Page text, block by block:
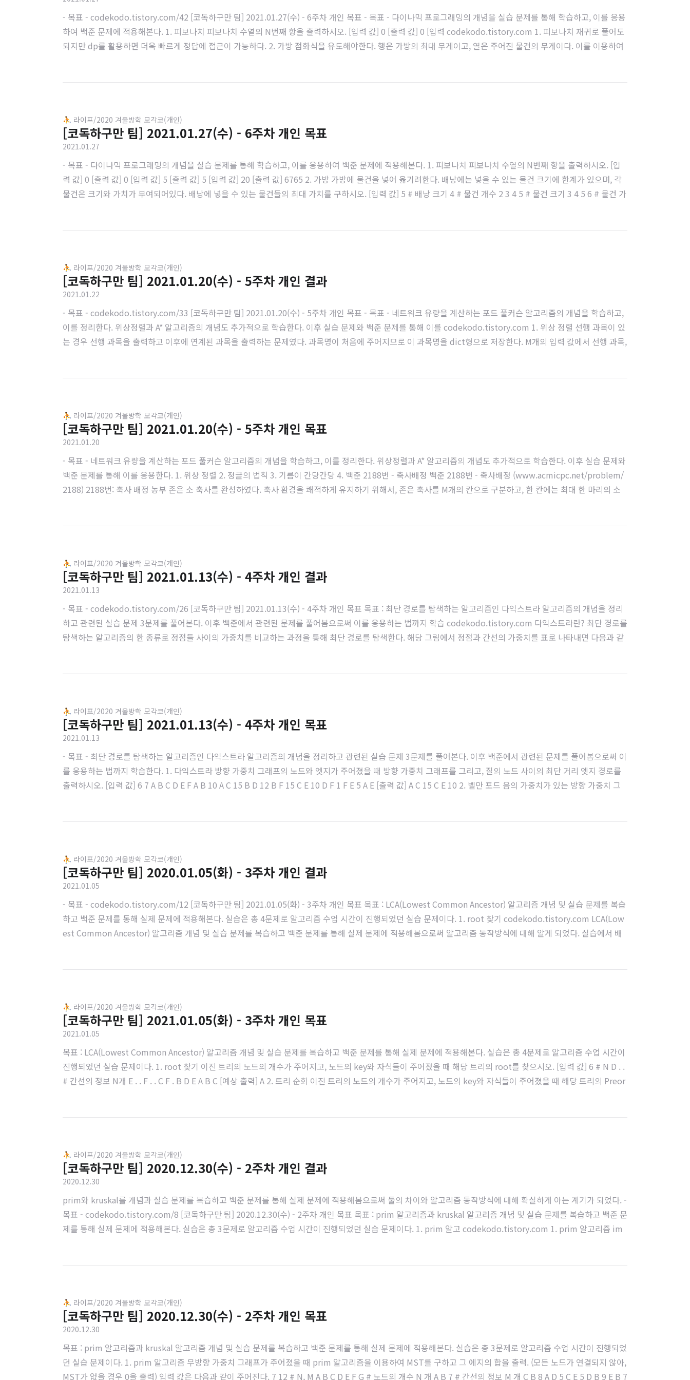
- 목표 - codekodo.tistory.com/42 [코독하구만 팀] 2021.01.27(수) - 6주차 개인 목표 - 목표 - 다이나믹 프로그래밍의 개념을 실습 문제를 통해 학습하고, 이를 응용
하여 백준 문제에 적용해본다. 1. 피보나치 피보나치 수열의 N번째 항을 출력하시오. [입력 값] 0 [출력 값] 0 [입력 codekodo.tistory.com 1. 피보나치 재귀로 풀어도
되지만 dp를 활용하면 더욱 빠르게 정답에 접근이 가능하다. 2. 가방 점화식을 유도해야한다. 행은 가방의 최대 무게이고, 열은 주어진 물건의 무게이다. 이를 이용하여
⛹️ 라이프/2020 겨울방학 모각코(개인)
[코독하구만 팀] 2021.01.27(수) - 6주차 개인 목표
2021.01.27
- 목표 - 다이나믹 프로그래밍의 개념을 실습 문제를 통해 학습하고, 이를 응용하여 백준 문제에 적용해본다. 1. 피보나치 피보나치 수열의 N번째 항을 출력하시오. [입
력 값] 0 [출력 값] 0 [입력 값] 5 [출력 값] 5 [입력 값] 20 [출력 값] 6765 2. 가방 가방에 물건을 넣어 옮기려한다. 배낭에는 넣을 수 있는 물건 크기에 한계가 있으며, 각
물건은 크기와 가치가 부여되어있다. 배낭에 넣을 수 있는 물건들의 최대 가치를 구하시오. [입력 값] 5 # 배낭 크기 4 # 물건 개수 2 3 4 5 # 물건 크기 3 4 5 6 # 물건 가
⛹️ 라이프/2020 겨울방학 모각코(개인)
[코독하구만 팀] 2021.01.20(수) - 5주차 개인 결과
2021.01.22
- 목표 - codekodo.tistory.com/33 [코독하구만 팀] 2021.01.20(수) - 5주차 개인 목표 - 목표 - 네트워크 유량을 계산하는 포드 풀커슨 알고리즘의 개념을 학습하고,
이를 정리한다. 위상정렬과 A* 알고리즘의 개념도 추가적으로 학습한다. 이후 실습 문제와 백준 문제를 통해 이를 codekodo.tistory.com 1. 위상 정렬 선행 과목이 있
는 경우 선행 과목을 출력하고 이후에 연계된 과목을 출력하는 문제였다. 과목명이 처음에 주어지므로 이 과목명을 dict형으로 저장한다. M개의 입력 값에서 선행 과목,
⛹️ 라이프/2020 겨울방학 모각코(개인)
[코독하구만 팀] 2021.01.20(수) - 5주차 개인 목표
2021.01.20
- 목표 - 네트워크 유량을 계산하는 포드 풀커슨 알고리즘의 개념을 학습하고, 이를 정리한다. 위상정렬과 A* 알고리즘의 개념도 추가적으로 학습한다. 이후 실습 문제와
백준 문제를 통해 이를 응용한다. 1. 위상 정렬 2. 정글의 법칙 3. 기름이 간당간당 4. 백준 2188번 - 축사배정 백준 2188번 - 축사배정 (www.acmicpc.net/problem/
2188) 2188번: 축사 배정 농부 존은 소 축사를 완성하였다. 축사 환경을 쾌적하게 유지하기 위해서, 존은 축사를 M개의 칸으로 구분하고, 한 칸에는 최대 한 마리의 소
⛹️ 라이프/2020 겨울방학 모각코(개인)
[코독하구만 팀] 2021.01.13(수) - 4주차 개인 결과
2021.01.13
- 목표 - codekodo.tistory.com/26 [코독하구만 팀] 2021.01.13(수) - 4주차 개인 목표 목표 : 최단 경로를 탐색하는 알고리즘인 다익스트라 알고리즘의 개념을 정리
하고 관련된 실습 문제 3문제를 풀어본다. 이후 백준에서 관련된 문제를 풀어봄으로써 이를 응용하는 법까지 학습 codekodo.tistory.com 다익스트라란? 최단 경로를
탐색하는 알고리즘의 한 종류로 정점들 사이의 가중치를 비교하는 과정을 통해 최단 경로를 탐색한다. 해당 그림에서 정점과 간선의 가중치를 표로 나타내면 다음과 같
⛹️ 라이프/2020 겨울방학 모각코(개인)
[코독하구만 팀] 2021.01.13(수) - 4주차 개인 목표
2021.01.13
- 목표 - 최단 경로를 탐색하는 알고리즘인 다익스트라 알고리즘의 개념을 정리하고 관련된 실습 문제 3문제를 풀어본다. 이후 백준에서 관련된 문제를 풀어봄으로써 이
를 응용하는 법까지 학습한다. 1. 다익스트라 방향 가중치 그래프의 노드와 엣지가 주어졌을 때 방향 가중치 그래프를 그리고, 질의 노드 사이의 최단 거리 엣지 경로를
출력하시오. [입력 값] 6 7 A B C D E F A B 10 A C 15 B D 12 B F 15 C E 10 D F 1 F E 5 A E [출력 값] A C 15 C E 10 2. 벨만 포드 음의 가중치가 있는 방향 가중치 그
⛹️ 라이프/2020 겨울방학 모각코(개인)
[코독하구만 팀] 2020.01.05(화) - 3주차 개인 결과
2021.01.05
- 목표 - codekodo.tistory.com/12 [코독하구만 팀] 2021.01.05(화) - 3주차 개인 목표 목표 : LCA(Lowest Common Ancestor) 알고리즘 개념 및 실습 문제를 복습
하고 백준 문제를 통해 실제 문제에 적용해본다. 실습은 총 4문제로 알고리즘 수업 시간이 진행되었던 실습 문제이다. 1. root 찾기 codekodo.tistory.com LCA(Low
est Common Ancestor) 알고리즘 개념 및 실습 문제를 복습하고 백준 문제를 통해 실제 문제에 적용해봄으로써 알고리즘 동작방식에 대해 알게 되었다. 실습에서 배
⛹️ 라이프/2020 겨울방학 모각코(개인)
[코독하구만 팀] 2021.01.05(화) - 3주차 개인 목표
2021.01.05
목표 : LCA(Lowest Common Ancestor) 알고리즘 개념 및 실습 문제를 복습하고 백준 문제를 통해 실제 문제에 적용해본다. 실습은 총 4문제로 알고리즘 수업 시간이
진행되었던 실습 문제이다. 1. root 찾기 이진 트리의 노드의 개수가 주어지고, 노드의 key와 자식들이 주어졌을 때 해당 트리의 root를 찾으시오. [입력 값] 6 # N D . .
# 간선의 정보 N개 E . . F . . C F . B D E A B C [예상 출력] A 2. 트리 순회 이진 트리의 노드의 개수가 주어지고, 노드의 key와 자식들이 주어졌을 때 해당 트리의 Preor
⛹️ 라이프/2020 겨울방학 모각코(개인)
[코독하구만 팀] 2020.12.30(수) - 2주차 개인 결과
2020.12.30
prim와 kruskal를 개념과 실습 문제를 복습하고 백준 문제를 통해 실제 문제에 적용해봄으로써 둘의 차이와 알고리즘 동작방식에 대해 확실하게 아는 계기가 되었다. -
목표 - codekodo.tistory.com/8 [코독하구만 팀] 2020.12.30(수) - 2주차 개인 목표 목표 : prim 알고리즘과 kruskal 알고리즘 개념 및 실습 문제를 복습하고 백준 문
제를 통해 실제 문제에 적용해본다. 실습은 총 3문제로 알고리즘 수업 시간이 진행되었던 실습 문제이다. 1. prim 알고 codekodo.tistory.com 1. prim 알고리즘 im
⛹️ 라이프/2020 겨울방학 모각코(개인)
[코독하구만 팀] 2020.12.30(수) - 2주차 개인 목표
2020.12.30
목표 : prim 알고리즘과 kruskal 알고리즘 개념 및 실습 문제를 복습하고 백준 문제를 통해 실제 문제에 적용해본다. 실습은 총 3문제로 알고리즘 수업 시간이 진행되었
던 실습 문제이다. 1. prim 알고리즘 무방향 가중치 그래프가 주어졌을 때 prim 알고리즘을 이용하여 MST를 구하고 그 에지의 합을 출력. (모든 노드가 연결되지 않아,
MST가 없을 경우 0을 출력) 입력 값은 다음과 같이 주어진다. 7 12 # N, M A B C D E F G # 노드의 개수 N 개 A B 7 # 간선의 정보 M 개 C B 8 A D 5 C E 5 D B 9 E B 7